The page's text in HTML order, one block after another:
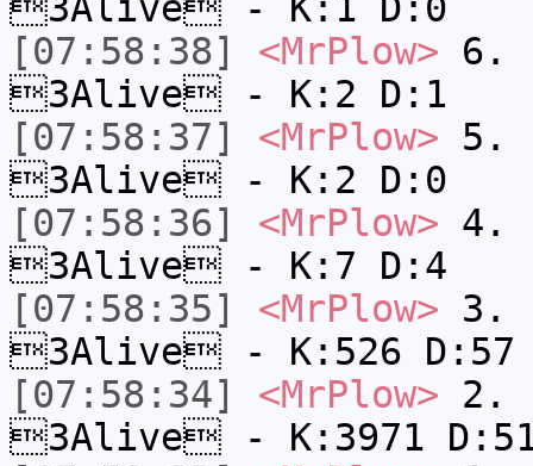
[07:58:38]
<MrPlow> 6.
3Alive - K:2 D:1
[07:58:37]
<MrPlow> 5.
3Alive - K:2 D:0
[07:58:36]
<MrPlow> 4.
3Alive - K:7 D:4
[07:58:35]
<MrPlow> 3.
3Alive - K:526 D:57
[07:58:34]
<MrPlow> 2.
3Alive - K:3971